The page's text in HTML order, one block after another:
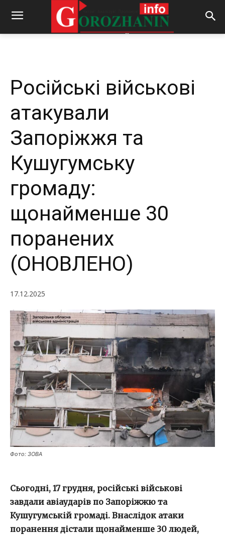
By REDACTOR - 17.12.2025 384
Російські військові
атакували
Запоріжжя та
Кушугумську
громаду:
щонайменше 30
поранених
(ОНОВЛЕНО)
17.12.2025
Фото: ЗОВА
Сьогодні, 17 грудня, російські військові
завдали авіаударів по Запоріжжю та
Кушугумській громаді. Внаслідок атаки
поранення дістали щонайменше 30 людей,